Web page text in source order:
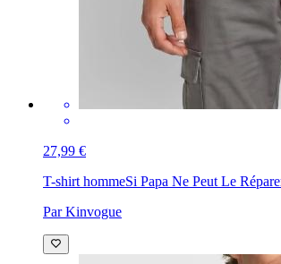
27,99 €
T-shirt hommeSi Papa Ne Peut Le
Par Kinvogue